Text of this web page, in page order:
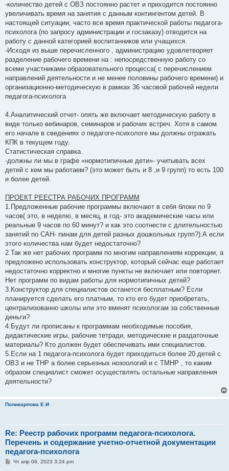
-количество детей с ОВЗ постоянно растет и приходится постоянно
увеличивать время на занятия с данным контингентом детей. В
настоящей ситуации, часто все время практической работы педагога-
психолога (по запросу администрации и госзаказу) отводится на
работу с данной категорией воспитанников или учащихся.
-Исходя из выше перечисленного , администрацию удовлетворяет
разделение рабочего времени на : непосредственную работу со
всеми участниками образовательного процесса( с перечислением
направлений деятельности и не менее половины рабочего времени) и
организационно-методическую в рамках 36 часовой рабочей недели
педагога-психолога
4.Аналитический отчет- опять же включает методическую работу в
виде только вебинаров, семинаров и рабочих встреч. Хотя в самом
его начале в сведениях о педагоге-психологе мы должны отражать
КПК в текущем году.
Статистическая справка.
-должны ли мы в графе «нормотипичные дети»- учитывать всех
детей с кем мы работаем? (это может быть и 8 ,и 9 групп) то есть 100
и более детей.
ПРОЕКТ РЕЕСТРА РАБОЧИХ ПРОГРАММ
1.Предложенные рабочие программы включают в себя блоки по 9
часов( это, в неделю, в месяц, в год- это академические часы или
реальные 9 часов по 60 минут? и как это соотнести с длительностью
занятий по САН- пинам для детей разных дошкольных групп?).А если
этого количества нам будет недостаточно?
2.Так же нет рабочих программ по многим направлениям коррекции, а
предложено использовать конструктор, который сейчас еще работает
недостаточно корректно и многие пункты не включает или повторяет.
Нет программ по видам работы для нормотипичных детей?
3.Конструктор для специалистов останется бесплатным? Если
планируется сделать его платным, то кто его будет приобретать,
централизованно школы или это вменят психологам за собственные
деньги?
4.Будут ли прописаны к программам необходимые пособия,
дидактические игры, рабочие тетради, методические и раздаточные
материалы? Кто должен будет обеспечивать ими специалистов.
5.Если на 1 педагога-психолога будет приходиться более 20 детей с
ОВЗ и не ТНР а более серьезных нозоологий и с ТМНР , то каким
образом специалист сможет осуществлять остальные направления
деятельности?
Поликарпова Е.И
Re: Реестр рабочих программ педагога-психолога.
Перечень и содержание учетно-отчетной документации
педагога-психолога
СЧт апр 06, 2023 3:24 pm